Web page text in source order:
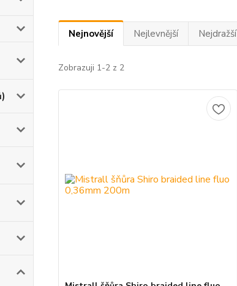
Nejnovější Nejlevnější Nejdražší
Zobrazuji 1-2 z 2